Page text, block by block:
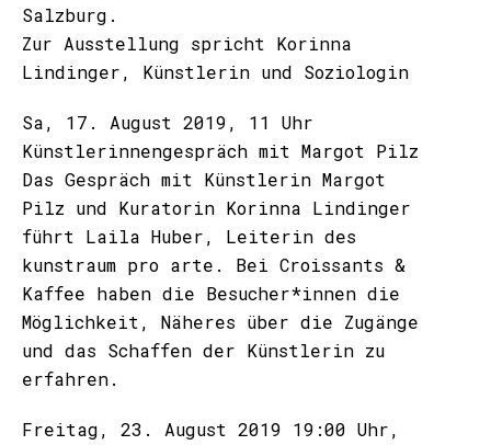
Salzburg.
Zur Ausstellung spricht Korinna
Lindinger, Künstlerin und Soziologin
Sa, 17. August 2019, 11 Uhr
Künstlerinnengespräch mit Margot Pilz
Das Gespräch mit Künstlerin Margot
Pilz und Kuratorin Korinna Lindinger
führt Laila Huber, Leiterin des
kunstraum pro arte. Bei Croissants &
Kaffee haben die Besucher*innen die
Möglichkeit, Näheres über die Zugänge
und das Schaffen der Künstlerin zu
erfahren.
Freitag, 23. August 2019 19:00 Uhr,